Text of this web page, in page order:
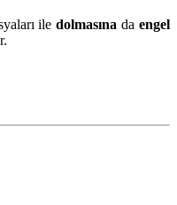
iledolmasınadaengel